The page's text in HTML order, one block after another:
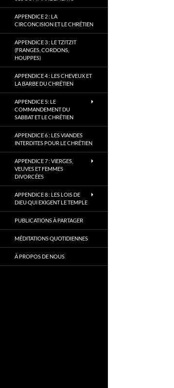
APPENDICE 2 : LA
CIRCONCISION ET LE CHRÉTIEN
APPENDICE 3 : LE TZITZIT
(FRANGES, CORDONS,
HOUPPES)
APPENDICE 4 : LES CHEVEUX ET
LA BARBE DU CHRÉTIEN
APPENDICE 5: LE
COMMANDEMENT DU
SABBAT ET LE CHRÉTIEN
APPENDICE 6 : LES VIANDES
INTERDITES POUR LE CHRÉTIEN
APPENDICE 7 : VIERGES,
VEUVES ET FEMMES
DIVORCÉES
APPENDICE 8 : LES LOIS DE
DIEU QUI EXIGENT LE TEMPLE
PUBLICATIONS À PARTAGER
MÉDITATIONS QUOTIDIENNES
À PROPOS DE NOUS